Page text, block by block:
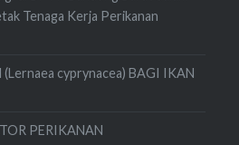
Tenaga Kerja Perikanan
cyprynacea) BAGI IKAN
PERIKANAN